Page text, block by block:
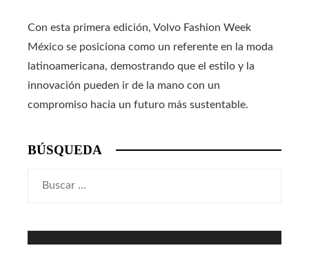
Con esta primera edición, Volvo Fashion Week
México se posiciona como un referente en la moda
latinoamericana, demostrando que el estilo y la
innovación pueden ir de la mano con un
compromiso hacia un futuro más sustentable.
BÚSQUEDA